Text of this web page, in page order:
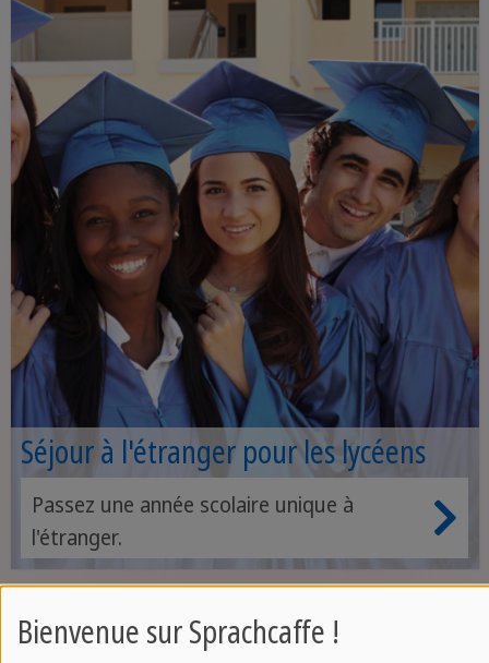
Séjour à l'étranger pour les lycéens
Passez une année scolaire unique à
l'étranger.
Bienvenue sur Sprachcaffe !